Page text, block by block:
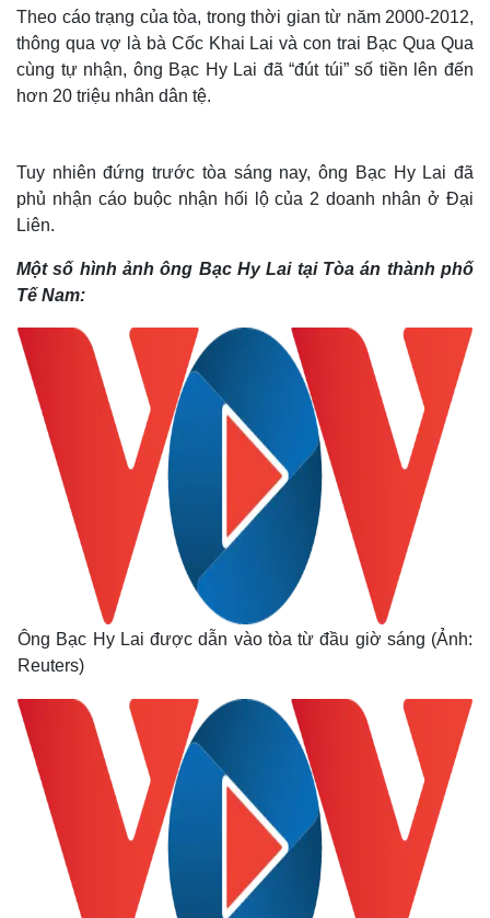
Theo cáo trạng của tòa, trong thời gian từ năm 2000-2012,
thông qua vợ là bà Cốc Khai Lai và con trai Bạc Qua Qua
cùng tự nhận, ông Bạc Hy Lai đã “đút túi” số tiền lên đến
hơn 20 triệu nhân dân tệ.
Tuy nhiên đứng trước tòa sáng nay, ông Bạc Hy Lai đã
phủ nhận cáo buộc nhận hối lộ của 2 doanh nhân ở Đại
Liên.
Một số hình ảnh ông Bạc Hy Lai tại Tòa án thành phố
Tế Nam:
Ông Bạc Hy Lai được dẫn vào tòa từ đầu giờ sáng (Ảnh:
Reuters)